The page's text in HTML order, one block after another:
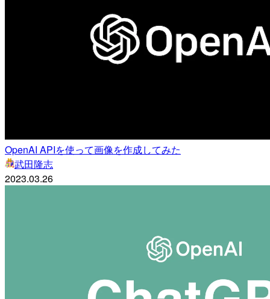
OpenAI APIを使って画像を作成してみた
武田隆志
2023.03.26